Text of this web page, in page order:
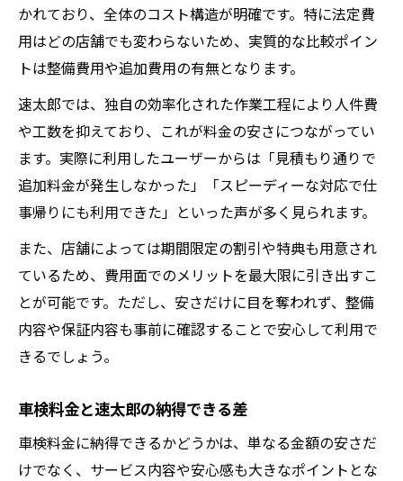
かれており、全体のコスト構造が明確です。特に法定費
用はどの店舗でも変わらないため、実質的な比較ポイン
トは整備費用や追加費用の有無となります。
速太郎では、独自の効率化された作業工程により人件費
や工数を抑えており、これが料金の安さにつながってい
ます。実際に利用したユーザーからは「見積もり通りで
追加料金が発生しなかった」「スピーディーな対応で仕
事帰りにも利用できた」といった声が多く見られます。
また、店舗によっては期間限定の割引や特典も用意され
ているため、費用面でのメリットを最大限に引き出すこ
とが可能です。ただし、安さだけに目を奪われず、整備
内容や保証内容も事前に確認することで安心して利用で
きるでしょう。
車検料金と速太郎の納得できる差
車検料金に納得できるかどうかは、単なる金額の安さだ
けでなく、サービス内容や安心感も大きなポイントとな